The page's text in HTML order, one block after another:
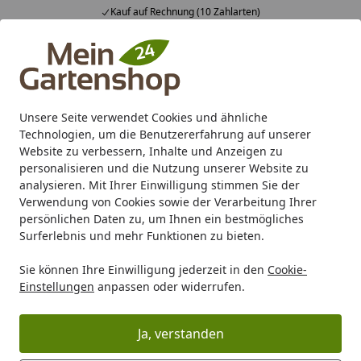
Unsere Seite verwendet Cookies und ähnliche
Technologien, um die Benutzererfahrung auf unserer
Website zu verbessern, Inhalte und Anzeigen zu
personalisieren und die Nutzung unserer Website zu
analysieren. Mit Ihrer Einwilligung stimmen Sie der
Verwendung von Cookies sowie der Verarbeitung Ihrer
persönlichen Daten zu, um Ihnen ein bestmögliches
Surferlebnis und mehr Funktionen zu bieten.
Sie können Ihre Einwilligung jederzeit in den Cookie-
Einstellungen anpassen oder widerrufen.
Ja, verstanden
Kauf auf Rechnung (10 Zahlarten)
Alle Produkte
Mein Konto
Suchen
Karibu Pools inkl. gratis Sandfilteranlage & Pool-
Starterset (Gesamtwert bis 468,99€)
Startseite
Grill Grill Marken Broil King Broil King Gasgrill
Broil King Imperial
Ihre Artikelübersicht